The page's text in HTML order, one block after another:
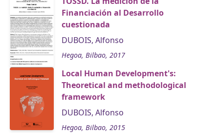
Financiación al Desarrollo
cuestionada
DUBOIS, Alfonso
Hegoa, Bilbao, 2017
Local Human Development's:
Theoretical and methodological
framework
DUBOIS, Alfonso
Hegoa, Bilbao, 2015